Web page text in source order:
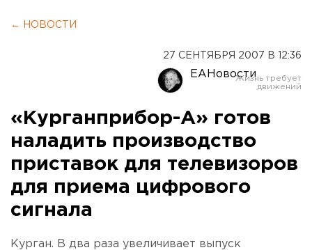
← НОВОСТИ
27 СЕНТЯБРЯ 2007 В 12:36
ЕАНовости
«Курганприбор-А» готов
наладить производство
приставок для телевизоров
для приема цифрового
сигнала
Курган. В два раза увеличивает выпуск